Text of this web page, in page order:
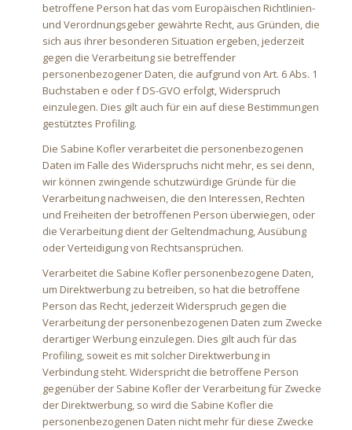
betroffene Person hat das vom Europäischen Richtlinien-
und Verordnungsgeber gewährte Recht, aus Gründen, die
sich aus ihrer besonderen Situation ergeben, jederzeit
gegen die Verarbeitung sie betreffender
personenbezogener Daten, die aufgrund von Art. 6 Abs. 1
Buchstaben e oder f DS-GVO erfolgt, Widerspruch
einzulegen. Dies gilt auch für ein auf diese Bestimmungen
gestütztes Profiling.
Die Sabine Kofler verarbeitet die personenbezogenen
Daten im Falle des Widerspruchs nicht mehr, es sei denn,
wir können zwingende schutzwürdige Gründe für die
Verarbeitung nachweisen, die den Interessen, Rechten
und Freiheiten der betroffenen Person überwiegen, oder
die Verarbeitung dient der Geltendmachung, Ausübung
oder Verteidigung von Rechtsansprüchen.
Verarbeitet die Sabine Kofler personenbezogene Daten,
um Direktwerbung zu betreiben, so hat die betroffene
Person das Recht, jederzeit Widerspruch gegen die
Verarbeitung der personenbezogenen Daten zum Zwecke
derartiger Werbung einzulegen. Dies gilt auch für das
Profiling, soweit es mit solcher Direktwerbung in
Verbindung steht. Widerspricht die betroffene Person
gegenüber der Sabine Kofler der Verarbeitung für Zwecke
der Direktwerbung, so wird die Sabine Kofler die
personenbezogenen Daten nicht mehr für diese Zwecke